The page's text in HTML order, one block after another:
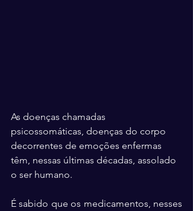
As doenças chamadas
psicossomáticas, doenças do corpo
decorrentes de emoções enfermas
têm, nessas últimas décadas, assolado
o ser humano.
É sabido que os medicamentos, nesses